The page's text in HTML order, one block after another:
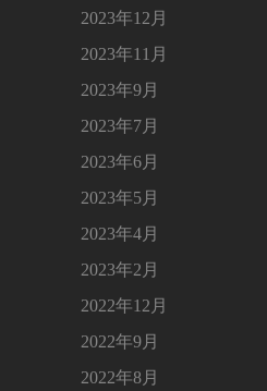
2023年12月
2023年11月
2023年9月
2023年7月
2023年6月
2023年5月
2023年4月
2023年2月
2022年12月
2022年9月
2022年8月